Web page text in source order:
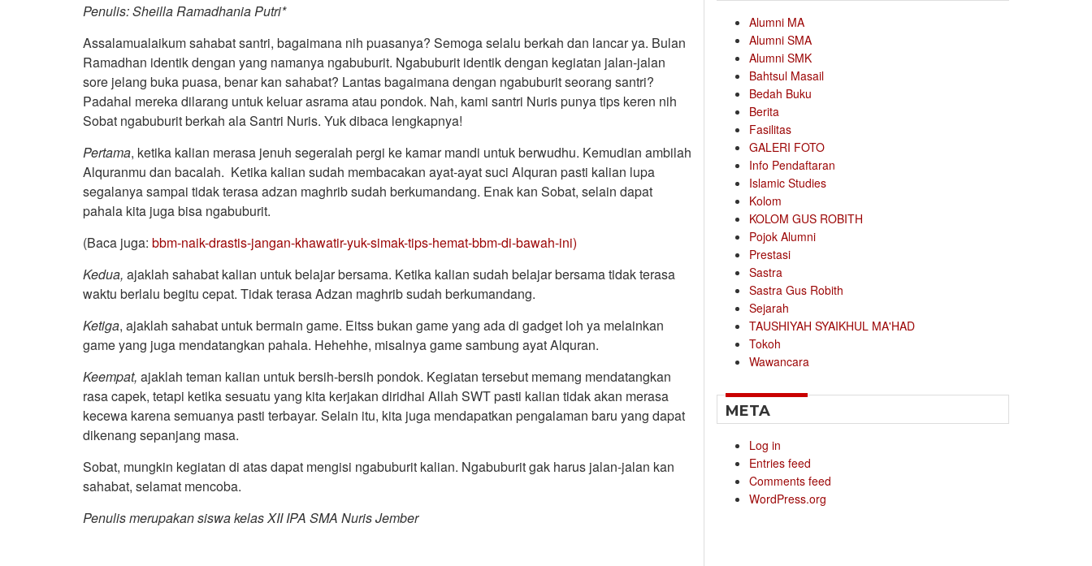
Penulis: Sheilla Ramadhania Putri*
Assalamualaikum sahabat santri, bagaimana nih puasanya? Semoga selalu berkah dan lancar ya. Bulan
Ramadhan identik dengan yang namanya ngabuburit. Ngabuburit identik dengan kegiatan jalan-jalan
sore jelang buka puasa, benar kan sahabat? Lantas bagaimana dengan ngabuburit seorang santri?
Padahal mereka dilarang untuk keluar asrama atau pondok. Nah, kami santri Nuris punya tips keren nih
Sobat ngabuburit berkah ala Santri Nuris. Yuk dibaca lengkapnya!
Pertama, ketika kalian merasa jenuh segeralah pergi ke kamar mandi untuk berwudhu. Kemudian ambilah
Alquranmu dan bacalah. Ketika kalian sudah membacakan ayat-ayat suci Alquran pasti kalian lupa
segalanya sampai tidak terasa adzan maghrib sudah berkumandang. Enak kan Sobat, selain dapat
pahala kita juga bisa ngabuburit.
(Baca juga: bbm-naik-drastis-jangan-khawatir-yuk-simak-tips-hemat-bbm-di-bawah-ini)
Kedua, ajaklah sahabat kalian untuk belajar bersama. Ketika kalian sudah belajar bersama tidak terasa
waktu berlalu begitu cepat. Tidak terasa Adzan maghrib sudah berkumandang.
Ketiga, ajaklah sahabat untuk bermain game. Eitss bukan game yang ada di gadget loh ya melainkan
game yang juga mendatangkan pahala. Hehehhe, misalnya game sambung ayat Alquran.
Keempat, ajaklah teman kalian untuk bersih-bersih pondok. Kegiatan tersebut memang mendatangkan
rasa capek, tetapi ketika sesuatu yang kita kerjakan diridhai Allah SWT pasti kalian tidak akan merasa
kecewa karena semuanya pasti terbayar. Selain itu, kita juga mendapatkan pengalaman baru yang dapat
dikenang sepanjang masa.
Sobat, mungkin kegiatan di atas dapat mengisi ngabuburit kalian. Ngabuburit gak harus jalan-jalan kan
sahabat, selamat mencoba.
Penulis merupakan siswa kelas XII IPA SMA Nuris Jember
Alumni MA
Alumni SMA
Alumni SMK
Bahtsul Masail
Bedah Buku
Berita
Fasilitas
GALERI FOTO
Info Pendaftaran
Islamic Studies
Kolom
KOLOM GUS ROBITH
Pojok Alumni
Prestasi
Sastra
Sastra Gus Robith
Sejarah
TAUSHIYAH SYAIKHUL MA'HAD
Tokoh
Wawancara
META
Log in
Entries feed
Comments feed
WordPress.org